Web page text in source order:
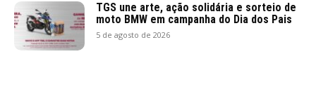
TGS une arte, ação solidária e sorteio de
moto BMW em campanha do Dia dos Pais
5 de agosto de 2026